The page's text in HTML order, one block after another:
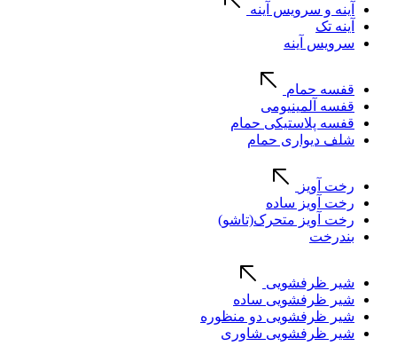
آینه و سرویس آینه
آینه تک
سرویس آینه
قفسه حمام
قفسه آلمینیومی
قفسه پلاستیکی حمام
شلف دیواری حمام
رخت آویز
رخت آویز ساده
رخت آویز متحرک(تاشو)
بندرخت
شیر ظرفشویی
شیر ظرفشویی ساده
شیر ظرفشویی دو منظوره
شیر ظرفشویی شاوری